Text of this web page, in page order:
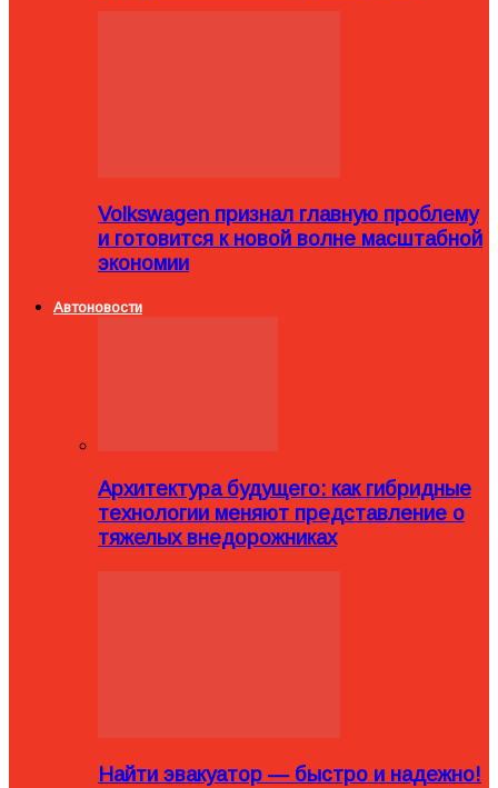
Volkswagen признал главную проблему
и готовится к новой волне масштабной
экономии
Автоновости
Архитектура будущего: как гибридные
технологии меняют представление о
тяжелых внедорожниках
Найти эвакуатор — быстро и надежно!